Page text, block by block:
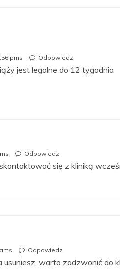
pms Odpowiedz
jest legalne do 12 tygodnia
Odpowiedz
się z kliniką
Odpowiedz
usuniesz, warto zadzwonić do